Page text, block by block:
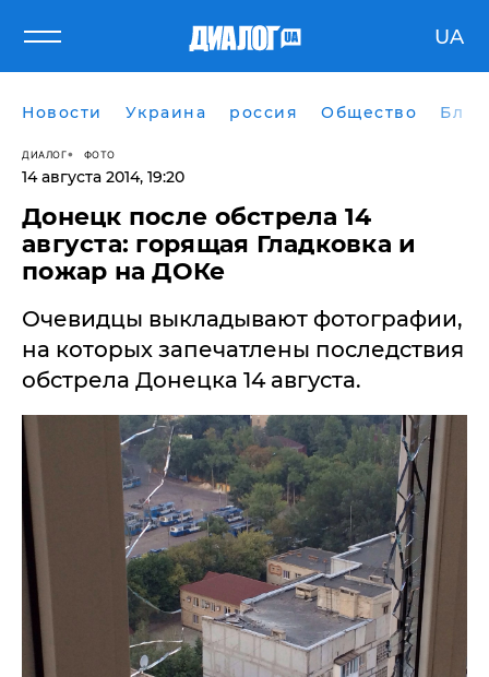
UA
Новости Украина россия Общество
ДИАЛОГ ФОТО
14 августа 2014, 19:20
Донецк после обстрела 14
августа: горящая Гладковка и
пожар на ДОКе
Очевидцы выкладывают фотографии,
на которых запечатлены последствия
обстрела Донецка 14 августа.